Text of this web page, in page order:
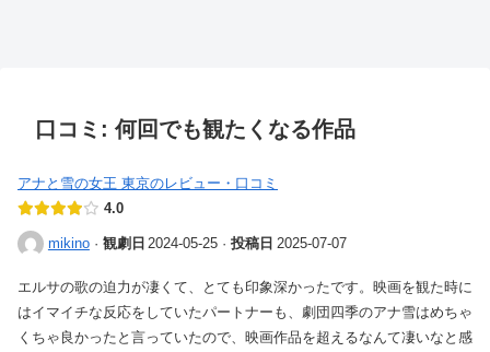
口コミ: 何回でも観たくなる作品
アナと雪の女王 東京のレビュー・口コミ
4.0
mikino · 観劇日 2024-05-25 · 投稿日 2025-07-07
エルサの歌の迫力が凄くて、とても印象深かったです。映画を観た時に
はイマイチな反応をしていたパートナーも、劇団四季のアナ雪はめちゃ
くちゃ良かったと言っていたので、映画作品を超えるなんて凄いなと感